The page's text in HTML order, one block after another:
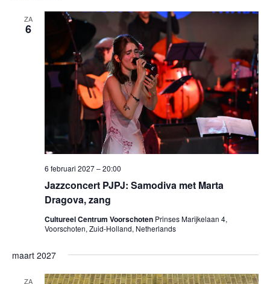
ZA
6
Jazzconcert PJPJ: Samodiva met Marta
Dragova, zang
6 februari 2027 – 20:00
Cultureel Centrum Voorschoten Prinses Marijkelaan 4,
Voorschoten, Zuid-Holland, Netherlands
maart 2027
ZA